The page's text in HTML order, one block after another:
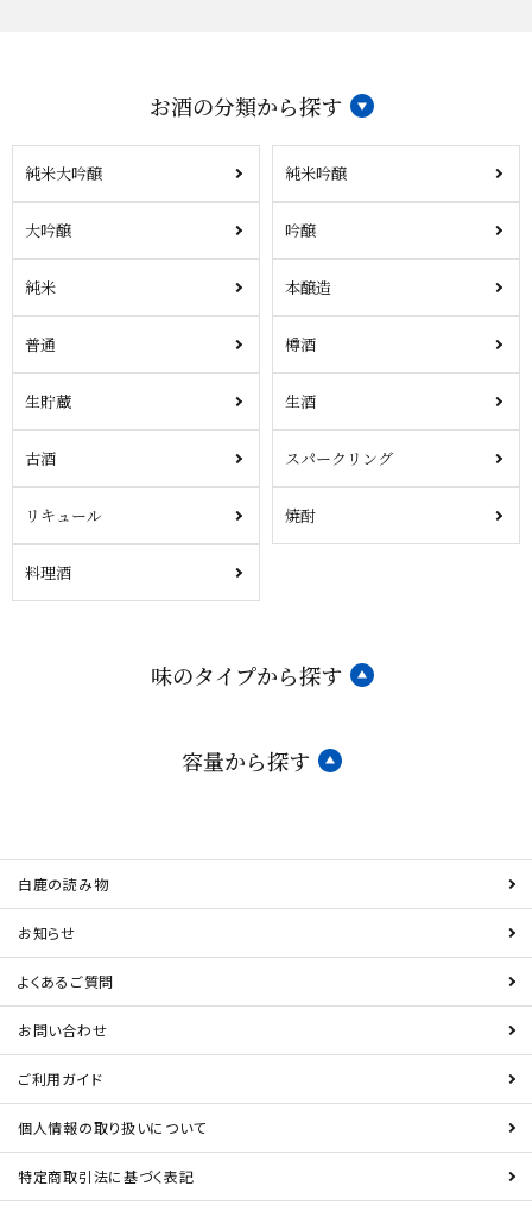
お酒の分類から探す
純米大吟醸 純米吟醸
大吟醸 吟醸
純米 本醸造
普通 樽酒
生貯蔵 生酒
古酒 スパークリング
リキュール 焼酎
料理酒
味のタイプから探す
容量から探す
白鹿の読み物
お知らせ
よくあるご質問
お問い合わせ
ご利用ガイド
個人情報の取り扱いについて
特定商取引法に基づく表記